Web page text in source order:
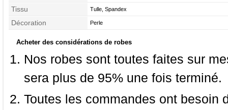
Tissu Tulle, Spandex
Décoration Perle
Acheter des considérations de robes
Nos robes sont toutes faites sur
sera plus de 95% une fois terminé.
Toutes les commandes ont besoin